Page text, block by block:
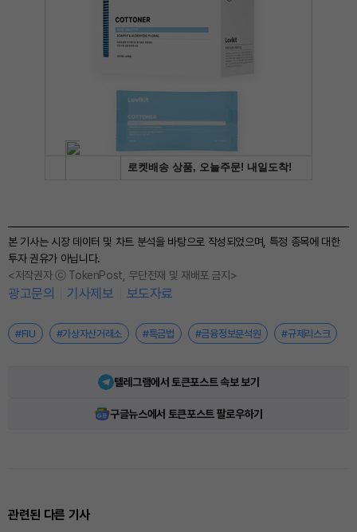
본 기사는 시장 데이터 및 차트 분석을 바탕으로 작성되었으며, 특정 종목에 대한
투자 권유가 아닙니다.
<저작권자 ⓒ TokenPost, 무단전재 및 재배포 금지>
광고문의 기사제보 보도자료
#FIU #가상자산거래소 #특금법 #금융정보분석원 #규제리스크
텔레그램에서 토큰포스트 속보 보기
구글뉴스에서 토큰포스트 팔로우하기
관련된 다른 기사